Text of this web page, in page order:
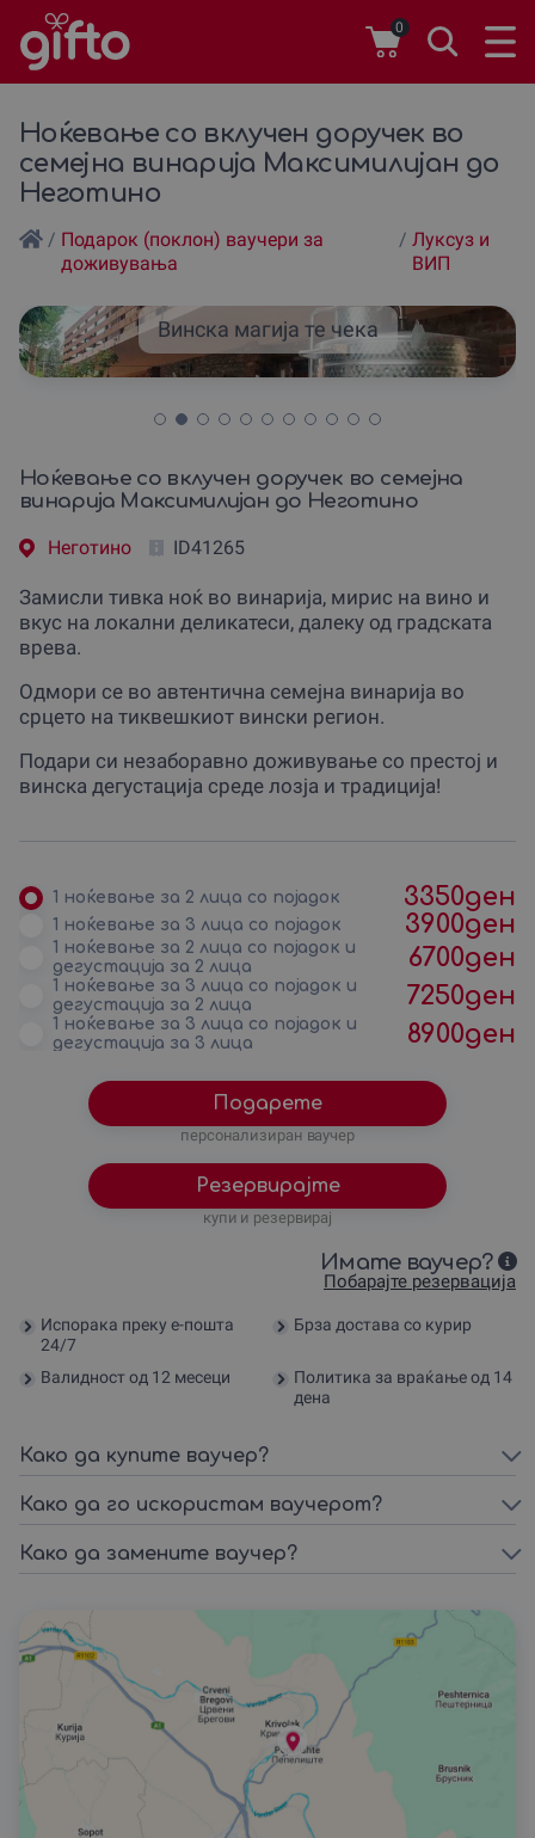
0
Ноќевање со вклучен доручек во
семејна винарија Максимилијан до
Неготино
/ Подарок (поклон) ваучери за
доживувања
/ Луксуз и
ВИП
Винска магија те чека
Ноќевање со вклучен доручек во семејна
винарија Максимилијан до Неготино
Неготино ID41265
Замисли тивка ноќ во винарија, мирис на вино и
вкус на локални деликатеси, далеку од градската
врева.
Одмори се во автентична семејна винарија во
срцето на тиквешкиот вински регион.
Подари си незаборавно доживување со престој и
винска дегустација среде лозја и традиција!
1 ноќевање за 2 лица со појадок 3350ден
1 ноќевање за 3 лица со појадок 3900ден
1 ноќевање за 2 лица со појадок и
дегустација за 2 лица
6700ден
1 ноќевање за 3 лица со појадок и
дегустација за 2 лица
7250ден
1 ноќевање за 3 лица со појадок и
дегустација за 3 лица
8900ден
Подарете
персонализиран ваучер
Резервирајте
купи и резервирај
Имате ваучер?
Побарајте резервација
Испорака преку е-пошта
24/7
Брза достава со курир
Валидност од 12 месеци
Политика за враќање од 14
дена
Како да купите ваучер?
Како да го искористам ваучерот?
Како да замените ваучер?